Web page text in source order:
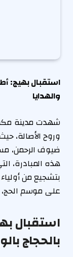
استقبال بهيج:
والهدايا
شهدت مدينة
وروح الأصالة،
ضيوف الرحمن،
هذه المبادرة،
بتشجيع من
على موسم الحج،
استقبال
بالحجاج